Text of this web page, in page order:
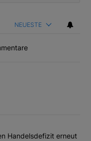
NEUESTE
kommentierten
Schweiz wegen
Handelsdefizit erneut